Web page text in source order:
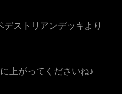
ストリアンデッキより
上がってくださいね♪